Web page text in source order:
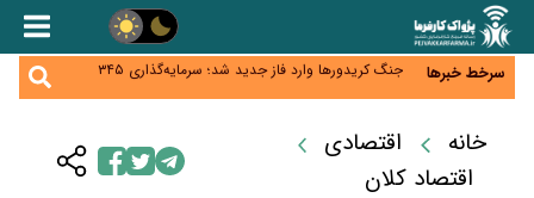
سرخط خبرها
زائران اربعین نگران ارز باقی‌مانده نباشند؛ خرید دینار در
جنگ کریدورها وارد فاز جدید شد؛ سرمایه‌گذاری ۳۴۵
میلیارد دلاری اوراسیا تا ۲۰۳۵
جدید سیاست‌های مالیاتی در حمایت از تولید
معمای تأمین ۸۰ همت معوقات بازنشستگان؛ بانک رفاه
وارد میدان شد
خانه
اقتصادی
اقتصاد کلان